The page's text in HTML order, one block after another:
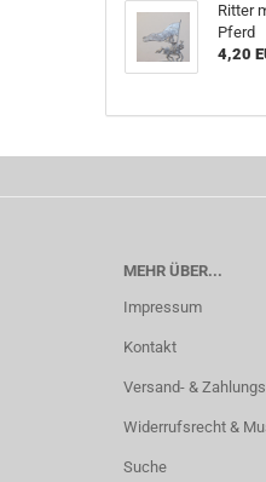
Ritter
Pferd
4,20
MEHR ÜBER...
Impressum
Kontakt
Versand- &
Widerrufsrecht &
Suche